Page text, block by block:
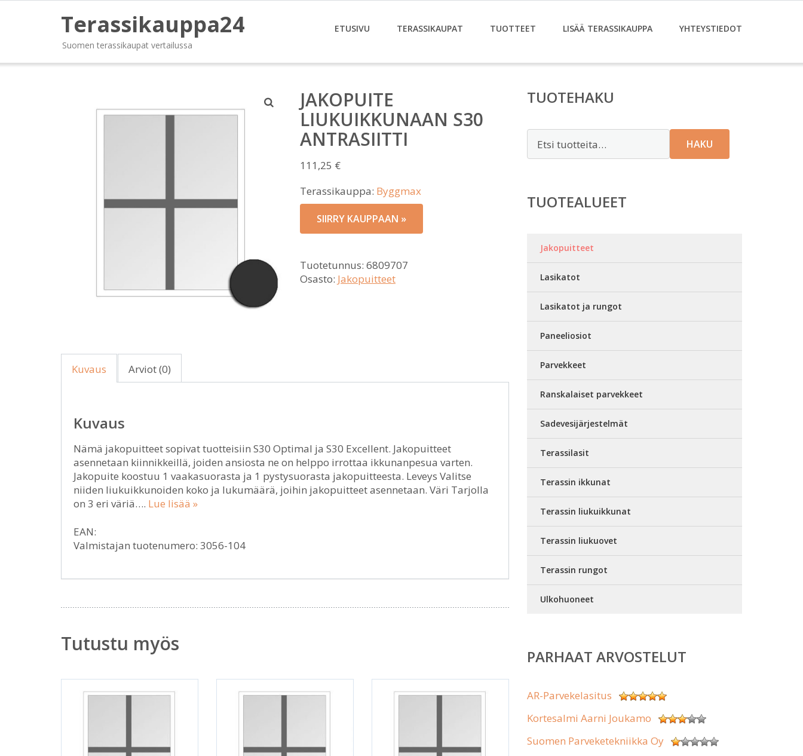
Terassikauppa24
Suomen terassikaupat vertailussa
ETUSIVU TERASSIKAUPAT TUOTTEET LISÄÄ TERASSIKAUPPA YHTEYSTIEDOT
JAKOPUITE
LIUKUIKKUNAAN S30
ANTRASIITTI
111,25 €
Terassikauppa: Byggmax
SIIRRY KAUPPAAN »
Tuotetunnus: 6809707
Osasto: Jakopuitteet
Kuvaus Arviot (0)
Kuvaus
Nämä jakopuitteet sopivat tuotteisiin S30 Optimal ja S30 Excellent. Jakopuitteet
asennetaan kiinnikkeillä, joiden ansiosta ne on helppo irrottaa ikkunanpesua varten.
Jakopuite koostuu 1 vaakasuorasta ja 1 pystysuorasta jakopuitteesta. Leveys Valitse
niiden liukuikkunoiden koko ja lukumäärä, joihin jakopuitteet asennetaan. Väri Tarjolla
on 3 eri väriä…. Lue lisää »
EAN:
Valmistajan tuotenumero: 3056-104
Tutustu myös
TUOTEHAKU
HAKU
TUOTEALUEET
Jakopuitteet
Lasikatot
Lasikatot ja rungot
Paneeliosiot
Parvekkeet
Ranskalaiset parvekkeet
Sadevesijärjestelmät
Terassilasit
Terassin ikkunat
Terassin liukuikkunat
Terassin liukuovet
Terassin rungot
Ulkohuoneet
PARHAAT ARVOSTELUT
AR-Parvekelasitus
Kortesalmi Aarni Joukamo
Suomen Parveketekniikka Oy